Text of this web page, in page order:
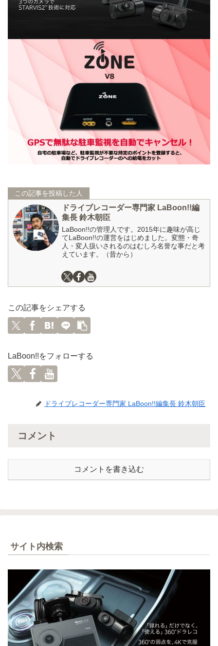
この記事を投稿した人
ドライブレコーダー専門家 LaBoon!!編
集長 鈴木朝臣
LaBoon!!の管理人です。2015年に趣味が高じ
てLaBoon!!の運営をはじめました。変態・奇
人・変人扱いされるのはむしろ名誉な事だと考
えています。（昔から）
この記事をシェアする
LaBoon!!をフォローする
ドライブレコーダー専門家 LaBoon!!編集長 鈴木朝臣
コメント
コメントを書き込む
サイト内検索